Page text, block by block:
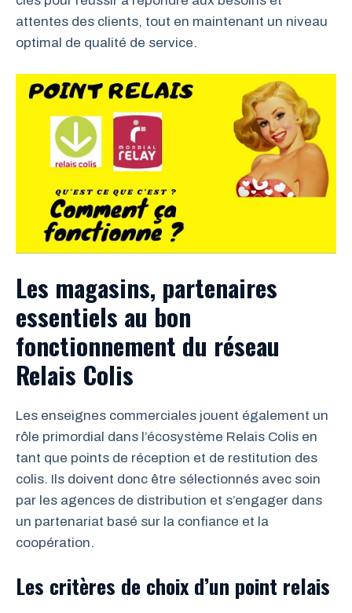
attentes des clients, tout en maintenant un niveau
optimal de qualité de service.
Les magasins, partenaires
essentiels au bon
fonctionnement du réseau
Relais Colis
Les enseignes commerciales jouent également un
rôle primordial dans l’écosystème Relais Colis en
tant que points de réception et de restitution des
colis. Ils doivent donc être sélectionnés avec soin
par les agences de distribution et s’engager dans
un partenariat basé sur la confiance et la
coopération.
Les critères de choix d’un point relais